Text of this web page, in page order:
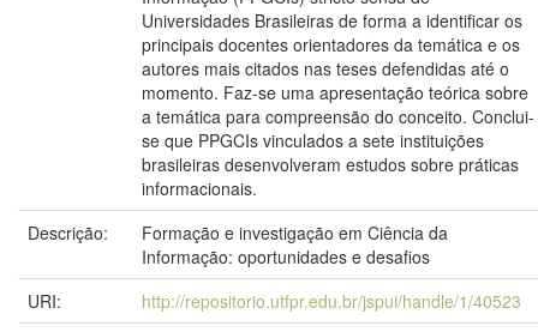
Universidades Brasileiras de forma a identificar os
principais docentes orientadores da temática e os
autores mais citados nas teses defendidas até o
momento. Faz-se uma apresentação teórica sobre
a temática para compreensão do conceito. Conclui-
se que PPGCIs vinculados a sete instituições
brasileiras desenvolveram estudos sobre práticas
informacionais.
Descrição:
Formação e investigação em Ciência da
Informação: oportunidades e desafios
URI:
http://repositorio.utfpr.edu.br/jspui/handle/1/40523